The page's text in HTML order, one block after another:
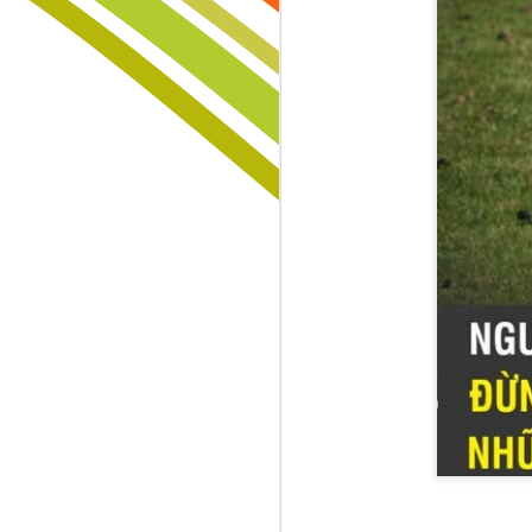
Đừng Để Giấc Mơ Chết Vì Hai Chữ “Ổn Định”
Người Chiến Thắng Không Chờ Ý Tưởng – Họ Biết "Đánh Cắp" Điều Giá Trị Và Biến Nó Thành Di Sản
SÁNG TẠO KHÔNG PHẢI ĐẶC QUYỀN CỦA THIÊN TÀI – ĐÓ LÀ VŨ KHÍ CỦA NHỮNG NGƯỜI MUỐN CHIẾN THẮNG!
Thế giới hôm nay thay đổi với
chuẩn thành công từ rất sớm.
thành người giống người khác
nhanh mệt mỏi. Nhưng một đứa
Cha mẹ chính là người thầy đầu
bữa cơm gia đình đầy yêu
"Hôm nay con học được điều gì
khen con vì sự cố gắng thay vì